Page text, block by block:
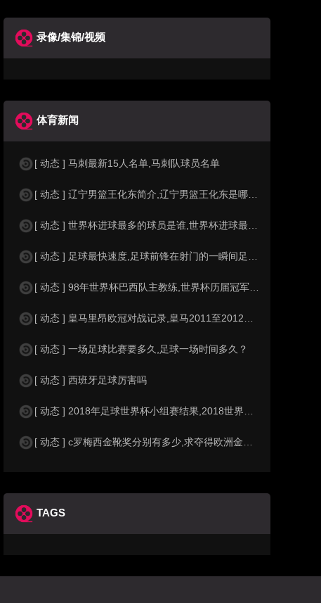
录像/集锦/视频
体育新闻
[ 动态 ] 马刺最新15人名单,马刺队球员名单
[ 动态 ] 辽宁男篮王化东简介,辽宁男篮王化东是哪里人？
[ 动态 ] 世界杯进球最多的球员是谁,世界杯进球最多的球员是谁？
[ 动态 ] 足球最快速度,足球前锋在射门的一瞬间足球的速度有多快？？
[ 动态 ] 98年世界杯巴西队主教练,世界杯历届冠军球队教练
[ 动态 ] 皇马里昂欧冠对战记录,皇马2011至2012欧冠赛程&nbs
[ 动态 ] 一场足球比赛要多久,足球一场时间多久？
[ 动态 ] 西班牙足球厉害吗
[ 动态 ] 2018年足球世界杯小组赛结果,2018世界杯中国进入a组
[ 动态 ] c罗梅西金靴奖分别有多少,求夺得欧洲金靴奖与各大联赛金靴奖最
TAGS